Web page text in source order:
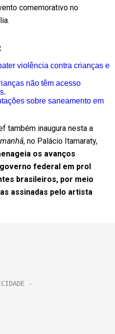
comemorativo no
violência contra crianças e
não têm acesso
sobre saneamento em
também inaugura nesta a
, no Palácio Itamaraty,
os avanços
federal em prol
brasileiros, por meio
assinadas pelo artista